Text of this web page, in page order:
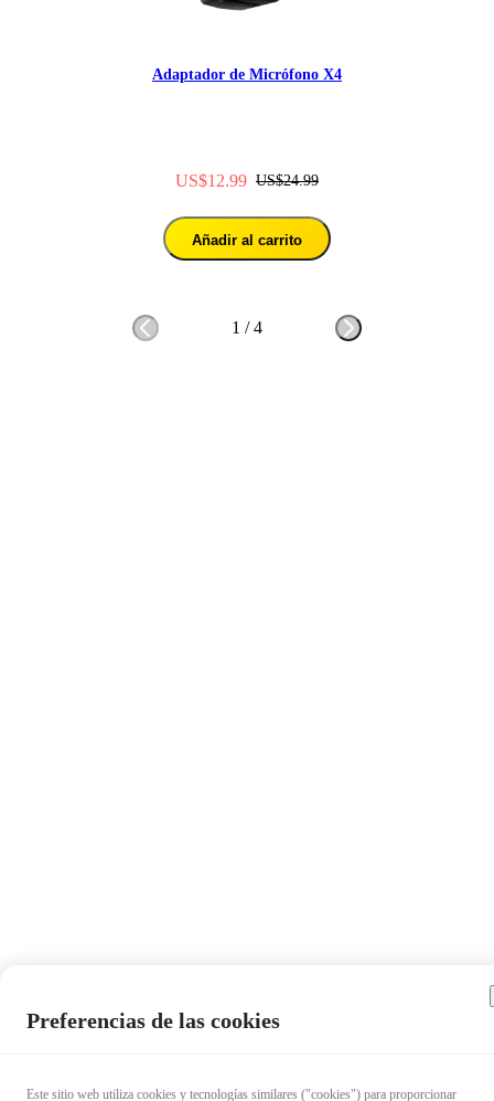
Adaptador de Micrófono X4
US$12.99 US$24.99
Añadir al carrito
1 /4
Preferencias de las cookies
Este sitio web utiliza cookies y tecnologías similares ("cookies") para proporcionar